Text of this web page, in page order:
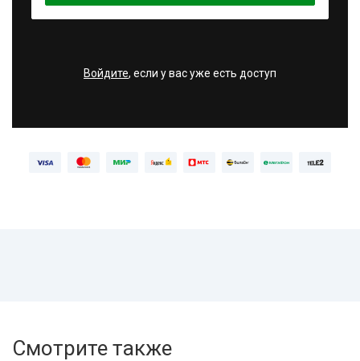
Войдите, если у вас уже есть доступ
Смотрите также